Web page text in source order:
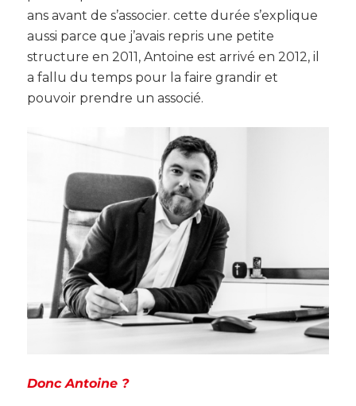
ans avant de s’associer. cette durée s’explique
aussi parce que j’avais repris une petite
structure en 2011, Antoine est arrivé en 2012, il
a fallu du temps pour la faire grandir et
pouvoir prendre un associé.
Donc Antoine ?